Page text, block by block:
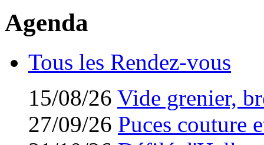
Agenda
Tous les Rendez-vous
15/08/26 Vide grenier,
27/09/26 Puces couture